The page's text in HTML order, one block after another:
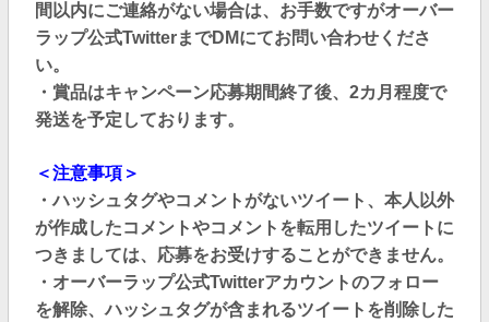
間以内にご連絡がない場合は、お手数ですがオーバー
ラップ公式TwitterまでDMにてお問い合わせくださ
い。
・賞品はキャンペーン応募期間終了後、2カ月程度で
発送を予定しております。
＜注意事項＞
・ハッシュタグやコメントがないツイート、本人以外
が作成したコメントやコメントを転用したツイートに
つきましては、応募をお受けすることができません。
・オーバーラップ公式Twitterアカウントのフォロー
を解除、ハッシュタグが含まれるツイートを削除した